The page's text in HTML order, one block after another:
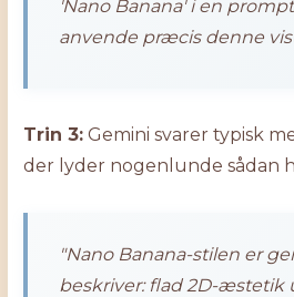
'Nano Banana' i en
anvende præcis denne
Trin 3: Gemini svarer typisk
der lyder nogenlunde sådan
"Nano Banana-stilen er
beskriver: flad 2D-æstetik